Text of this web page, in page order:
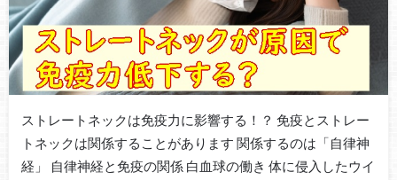
ストレートネックは免疫力に影響する！？ 免疫とストレー
トネックは関係することがあります 関係するのは「自律神
経」 自律神経と免疫の関係 白血球の働き 体に侵入したウイ